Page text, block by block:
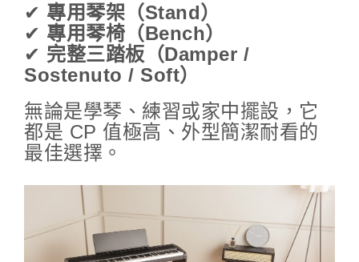
✔ 專用琴架（Stand）
✔ 專用琴椅（Bench）
✔ 完整三踏板（Damper /
Sostenuto / Soft）
無論是學琴、練習或家中擺設，它
都是 CP 值極高、外型簡潔耐看的
最佳選擇。